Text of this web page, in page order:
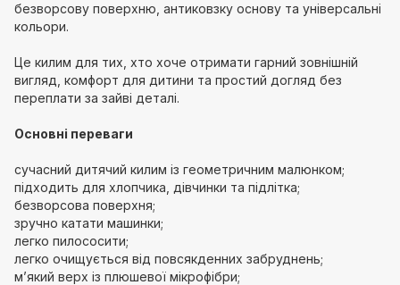
безворсову поверхню, антиковзку основу та універсальні
кольори.
Це килим для тих, хто хоче отримати гарний зовнішній
вигляд, комфорт для дитини та простий догляд без
переплати за зайві деталі.
Основні переваги
сучасний дитячий килим із геометричним малюнком;
підходить для хлопчика, дівчинки та підлітка;
безворсова поверхня;
зручно катати машинки;
легко пилососити;
легко очищується від повсякденних забруднень;
м’який верх із плюшевої мікрофібри;